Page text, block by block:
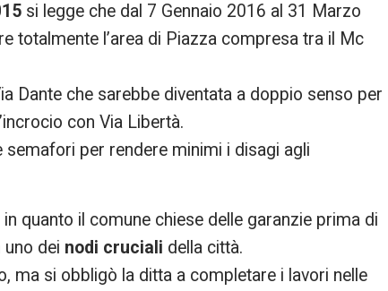
si legge che dal 7 Gennaio 2016 al 31 Marzo
totalmente l’area di Piazza compresa tra il Mc
Dante che sarebbe diventata a doppio senso per
con Via Libertà.
per rendere minimi i disagi agli
in quanto il comune chiese delle garanzie prima di
dei nodi cruciali della città.
ma si obbligò la ditta a completare i lavori nelle